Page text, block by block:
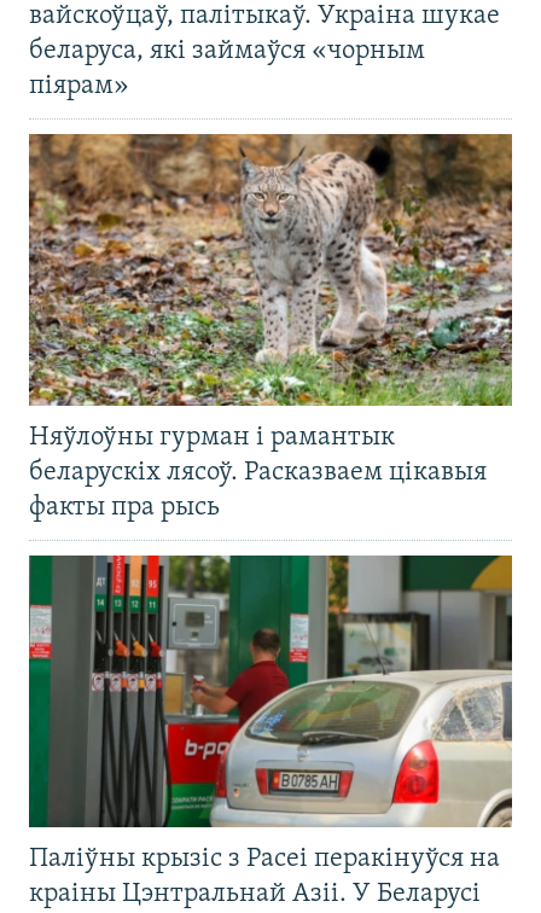
вайскоўцаў, палітыкаў. Украіна шукае
беларуса, які займаўся «чорным
піярам»
Няўлоўны гурман і рамантык
беларускіх лясоў. Расказваем цікавыя
факты пра рысь
Паліўны крызіс з Расеі перакінуўся на
краіны Цэнтральнай Азіі. У Беларусі